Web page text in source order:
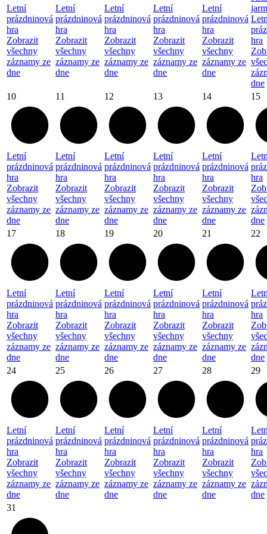
Letní
prázdninová
hra
Zobrazit
všechny
záznamy ze
dne
Letní
prázdninová
hra
Zobrazit
všechny
záznamy ze
dne
Letní
prázdninová
hra
Zobrazit
všechny
záznamy ze
dne
Letní
prázdninová
hra
Zobrazit
všechny
záznamy ze
dne
Letní
prázdninová
hra
Zobrazit
všechny
záznamy ze
dne
hra
dne
10
Letní
prázdninová
hra
Zobrazit
všechny
záznamy ze
dne
11
Letní
prázdninová
hra
Zobrazit
všechny
záznamy ze
dne
12
Letní
prázdninová
hra
Zobrazit
všechny
záznamy ze
dne
13
Letní
prázdninová
hra
Zobrazit
všechny
záznamy ze
dne
14
Letní
prázdninová
hra
Zobrazit
všechny
záznamy ze
dne
15
hra
dne
17
Letní
prázdninová
hra
Zobrazit
všechny
záznamy ze
dne
18
Letní
prázdninová
hra
Zobrazit
všechny
záznamy ze
dne
19
Letní
prázdninová
hra
Zobrazit
všechny
záznamy ze
dne
20
Letní
prázdninová
hra
Zobrazit
všechny
záznamy ze
dne
21
Letní
prázdninová
hra
Zobrazit
všechny
záznamy ze
dne
22
hra
dne
24
Letní
prázdninová
hra
Zobrazit
všechny
záznamy ze
dne
25
Letní
prázdninová
hra
Zobrazit
všechny
záznamy ze
dne
26
Letní
prázdninová
hra
Zobrazit
všechny
záznamy ze
dne
27
Letní
prázdninová
hra
Zobrazit
všechny
záznamy ze
dne
28
Letní
prázdninová
hra
Zobrazit
všechny
záznamy ze
dne
29
hra
dne
31